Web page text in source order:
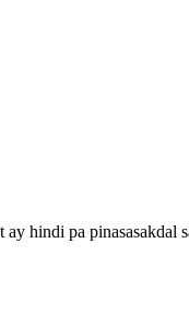
hindi pa pinasasakdal